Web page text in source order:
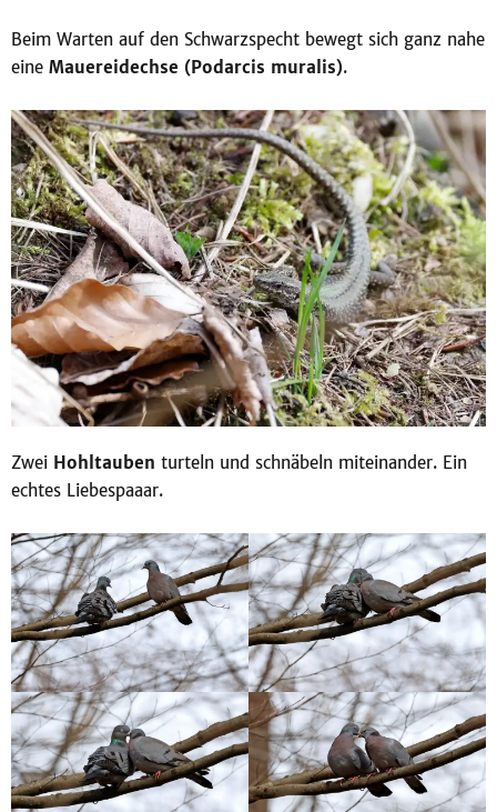
Beim Warten auf den Schwarzspecht bewegt sich ganz nahe
eine Mauereidechse (Podarcis muralis).
Zwei Hohltauben turteln und schnäbeln miteinander. Ein
echtes Liebespaaar.